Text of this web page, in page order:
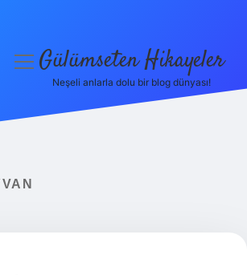
menüyüGülümseten Hikayeler
Neşeli anlarla dolu bir blog dünyası!